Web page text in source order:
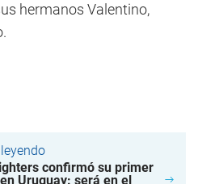
hermanos Valentino,
confirmó su primer
Uruguay: será en el